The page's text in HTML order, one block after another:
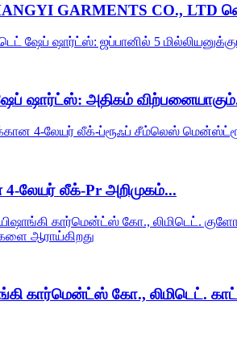
GARMENTS CO., LTD
ஷார்ட்ஸ்: அதிகம்
லேயர் லீக்-Pr அறிமுகம்...
கார்மென்ட்ஸ் கோ., லிமிடெட்.